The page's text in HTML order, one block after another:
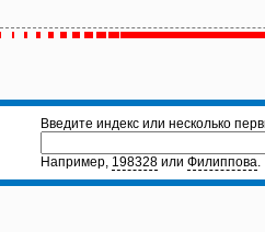
Введите индекс или несколько
Например, 198328 или Филиппова.